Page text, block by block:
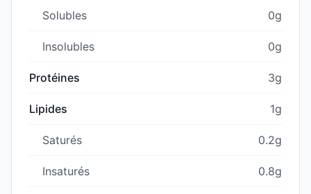
Solubles 0g
Insolubles 0g
Protéines 3g
Lipides 1g
Saturés 0.2g
Insaturés 0.8g